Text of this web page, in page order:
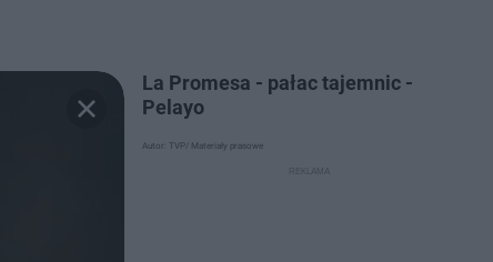
La Promesa - pałac tajemnic -
Pelayo
Autor: TVP/ Materiały prasowe